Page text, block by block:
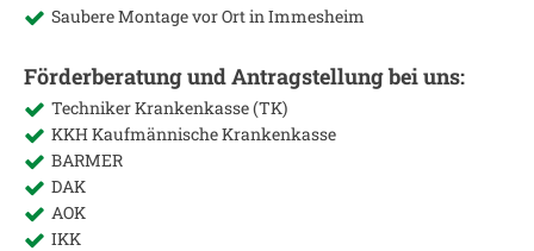
Saubere Montage vor Ort inImmesheim
Förderberatung und Antragstellung bei uns:
Techniker Krankenkasse (TK)
KKH Kaufmännische Krankenkasse
BARMER
DAK
AOK
IKK